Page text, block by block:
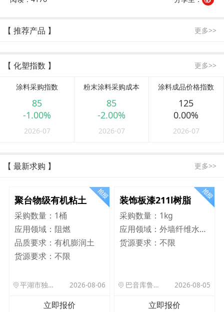
【 推荐产品 】 更多>>
【 化塑指数 】 更多>>
涂料采购指数
85
-1.00%
2026-07
粉末涂料采购成本
85
-2.00%
2026-07
涂料成品价格指数
125
0.00%
2026-07
【 最新求购 】 更多>>
聚台物级有机粘土
采购数量： 1桶
应用领域： 阻燃
品质要求： 有机膨润土
货源要求： 不限
平湖市独山港镇集港路 589 号 2026-08-06
立即报价
装饰板漆211l树脂
采购数量： 1kg
应用领域：
外墙纤维水泥板
货源要求：不限
巴音库鲁提镇,托帕口岸六号库房 2026-08-05
立即报价